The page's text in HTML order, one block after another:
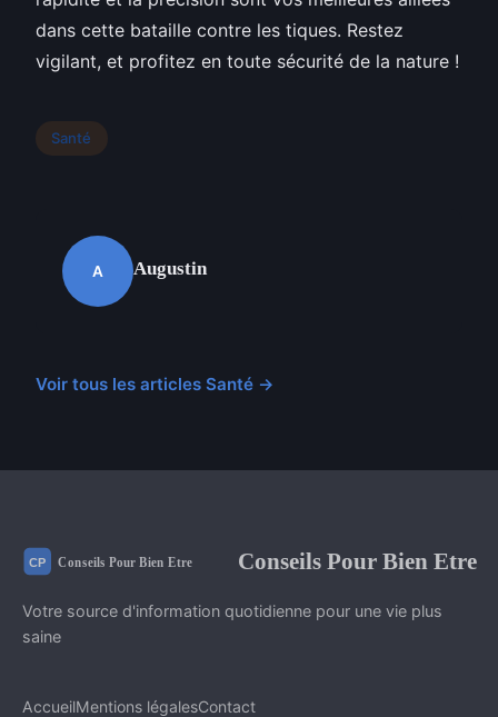
dans cette bataille contre les tiques. Restez
vigilant, et profitez en toute sécurité de la nature !
Santé
A Augustin
Voir tous les articles Santé →
Conseils Pour Bien Etre
Votre source d'information quotidienne pour une vie plus
saine
AccueilMentions légalesContact